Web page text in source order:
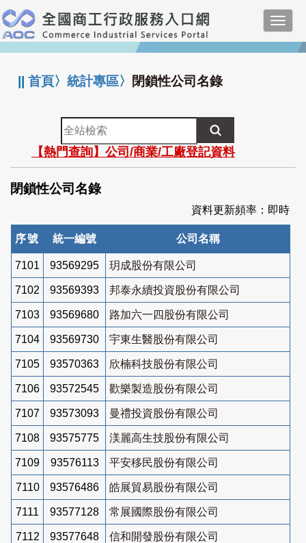
跳
到
主
要
:::
||首頁〉統計專區〉 閉鎖性公司名錄
全
站
檢
索
【熱門查詢】公司/商業/工廠登記資料
閉鎖性公司名錄
資料更新頻率：即時
序號 統一編號 公司名稱
7101 93569295 玥成股份有限公司
7102 93569393 邦泰永續投資股份有限公司
7103 93569680 路加六一四股份有限公司
7104 93569730 宇東生醫股份有限公司
7105 93570363 欣楠科技股份有限公司
7106 93572545 歡樂製造股份有限公司
7107 93573093 曼禮投資股份有限公司
7108 93575775 渼麗高生技股份有限公司
7109 93576113 平安移民股份有限公司
7110 93576486 皓展貿易股份有限公司
7111 93577128 常展國際股份有限公司
7112 93577648 信和開發股份有限公司